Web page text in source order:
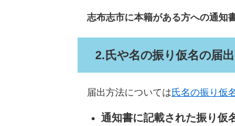
志布志市に本籍がある方への通知
2.氏や名の振り仮名の届
届出方法については氏名の振り仮
通知書に記載された振り仮